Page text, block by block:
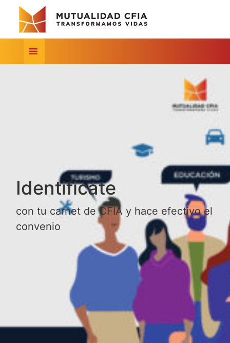
Identificate
con tu carnet de CFIA y hace efectivo el
convenio